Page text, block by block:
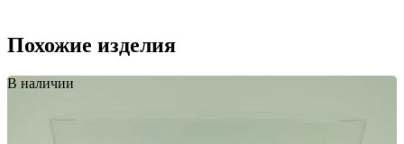
Похожие изделия
В наличии